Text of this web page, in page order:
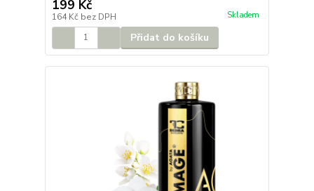
199 Kč
164 Kč bez DPH Skladem
Přidat do košíku